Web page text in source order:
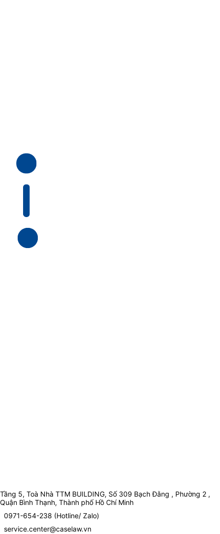
Tầng 5, Toà Nhà TTM BUILDING, Số 309 Bạch Đằng , Phường 2 ,
Quận Bình Thạnh, Thành phố Hồ Chí Minh
0971-654-238 (Hotline/ Zalo)
service.center@caselaw.vn